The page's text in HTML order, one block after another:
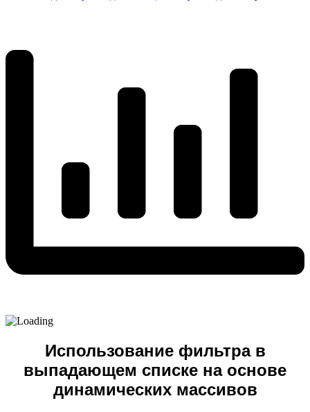
Использование фильтра в
выпадающем списке на основе
динамических массивов